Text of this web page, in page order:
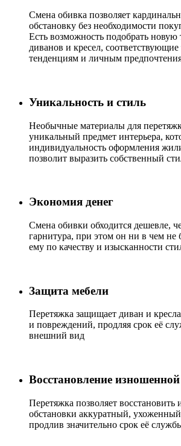
Cмена обивка позволяет
обстановку без необходимости
Есть возможность подобрать новую
диванов и кресел,
тенденциям и личным
Уникальность и стиль
Необычные материалы для
уникальный предмет интерьера,
индивидуальность оформления
позволит выразить собственный
Экономия денег
Смена обивки обходится дешевле,
гарнитура, при этом он ни в чем не
ему по качеству и изысканности
Защита мебели
Перетяжка защищает диван и
и повреждений, продляя срок её
внешний вид
Восстановление
Перетяжка позволяет восстановить
обстановки аккуратный,
продлив значительно срок её